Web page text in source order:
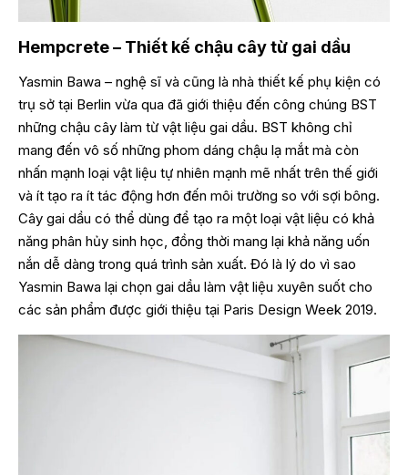
Hempcrete – Thiết kế chậu cây từ gai dầu
Yasmin Bawa – nghệ sĩ và cũng là nhà thiết kế phụ kiện có
trụ sở tại Berlin vừa qua đã giới thiệu đến công chúng BST
những chậu cây làm từ vật liệu gai dầu. BST không chỉ
mang đến vô số những phom dáng chậu lạ mắt mà còn
nhấn mạnh loại vật liệu tự nhiên mạnh mẽ nhất trên thế giới
và ít tạo ra ít tác động hơn đến môi trường so với sợi bông.
Cây gai dầu có thể dùng để tạo ra một loại vật liệu có khả
năng phân hủy sinh học, đồng thời mang lại khả năng uốn
nắn dễ dàng trong quá trình sản xuất. Đó là lý do vì sao
Yasmin Bawa lại chọn gai dầu làm vật liệu xuyên suốt cho
các sản phẩm được giới thiệu tại Paris Design Week 2019.